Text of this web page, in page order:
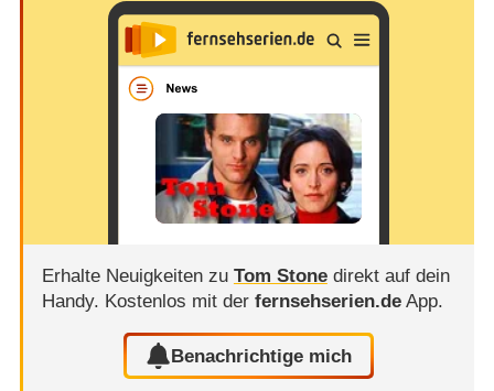
Erhalte Neuigkeiten zu Tom Stonedirekt auf dein
Handy. Kostenlos mit der fernsehserien.deApp.
Benachrichtige mich